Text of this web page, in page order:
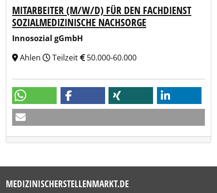
MITARBEITER (M/W/D) FÜR DEN FACHDIENST
SOZIALMEDIZINISCHE NACHSORGE
Innosozial gGmbH
Ahlen
Teilzeit 50.000-60.000
MEDIZINISCHERSTELLENMARKT.DE